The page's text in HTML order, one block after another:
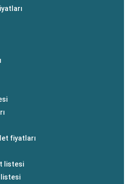
fiyatları
listesi